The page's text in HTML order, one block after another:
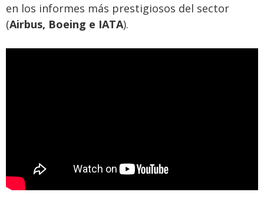
en los informes más prestigiosos del sector
(Airbus, Boeing e IATA).